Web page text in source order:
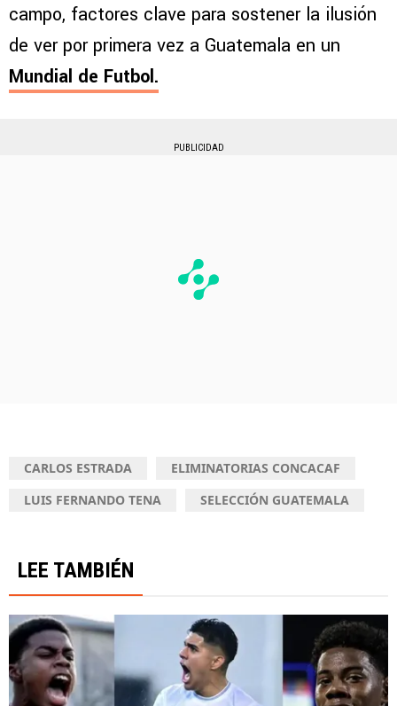
campo, factores clave para sostener la ilusión
de ver por primera vez a Guatemala en un
Mundial de Futbol.
PUBLICIDAD
CARLOS ESTRADA
ELIMINATORIAS CONCACAF
LUIS FERNANDO TENA
SELECCIÓN GUATEMALA
LEE TAMBIÉN